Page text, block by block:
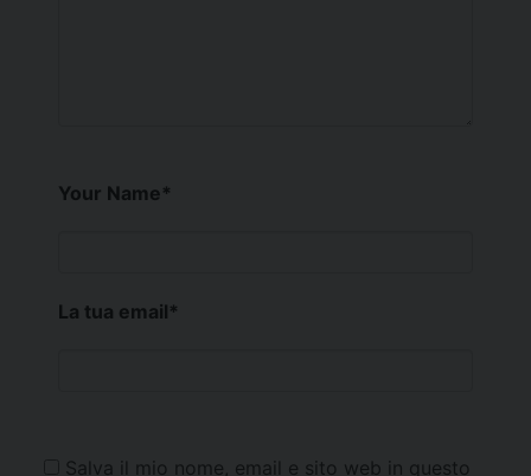
Your Name*
La tua email*
Salva il mio nome, email e sito web in questo